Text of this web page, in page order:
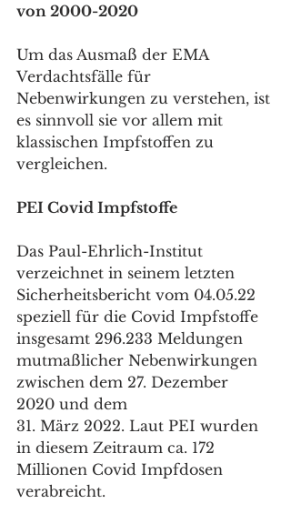
von 2000-2020
Um das Ausmaß der EMA
Verdachtsfälle für
Nebenwirkungen zu verstehen, ist
es sinnvoll sie vor allem mit
klassischen Impfstoffen zu
vergleichen.
PEI Covid Impfstoffe
Das Paul-Ehrlich-Institut
verzeichnet in seinem letzten
Sicherheitsbericht vom 04.05.22
speziell für die Covid Impfstoffe
insgesamt 296.233 Meldungen
mutmaßlicher Nebenwirkungen
zwischen dem 27. Dezember
2020 und dem
31. März 2022. Laut PEI wurden
in diesem Zeitraum ca. 172
Millionen Covid Impfdosen
verabreicht.